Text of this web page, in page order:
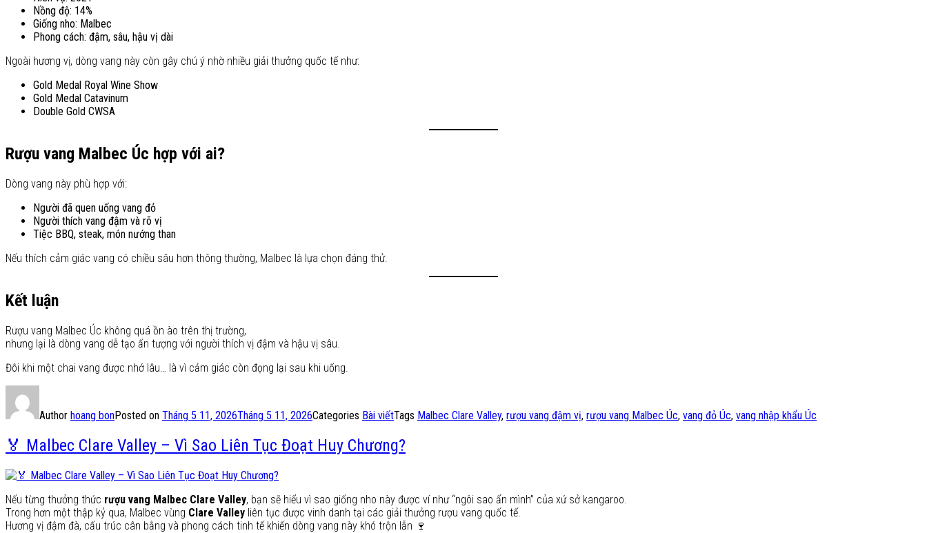
Nồng độ: 14%
Giống nho: Malbec
Phong cách: đậm, sâu, hậu vị dài
Ngoài hương vị, dòng vang này còn gây chú ý nhờ nhiều giải thưởng quốc tế như:
Gold Medal Royal Wine Show
Gold Medal Catavinum
Double Gold CWSA
Rượu vang Malbec Úc hợp với ai?
Dòng vang này phù hợp với:
Người đã quen uống vang đỏ
Người thích vang đậm và rõ vị
Tiệc BBQ, steak, món nướng than
Nếu thích cảm giác vang có chiều sâu hơn thông thường, Malbec là lựa chọn đáng thử.
Kết luận
Rượu vang Malbec Úc không quá ồn ào trên thị trường,
nhưng lại là dòng vang dễ tạo ấn tượng với người thích vị đậm và hậu vị sâu.
Đôi khi một chai vang được nhớ lâu… là vì cảm giác còn đọng lại sau khi uống.
Author hoang bonPosted on Tháng 5 11, 2026Tháng 5 11, 2026Categories Bài viếtTags Malbec Clare Valley, rượu vang đậm vị, rượu vang Malbec Úc, vang đỏ Úc, vang nhập khẩu Úc
🏅 Malbec Clare Valley – Vì Sao Liên Tục Đoạt Huy Chương?
Nếu từng thưởng thức rượu vang Malbec Clare Valley, bạn sẽ hiểu vì sao giống nho này được ví như “ngôi sao ẩn mình” của xứ sở kangaroo.
Trong hơn một thập kỷ qua, Malbec vùng Clare Valley liên tục được vinh danh tại các giải thưởng rượu vang quốc tế.
Hương vị đậm đà, cấu trúc cân bằng và phong cách tinh tế khiến dòng vang này khó trộn lẫn 🍷